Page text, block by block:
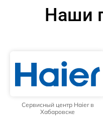
Наши
Сервисный центр Haier в
Хабаровске